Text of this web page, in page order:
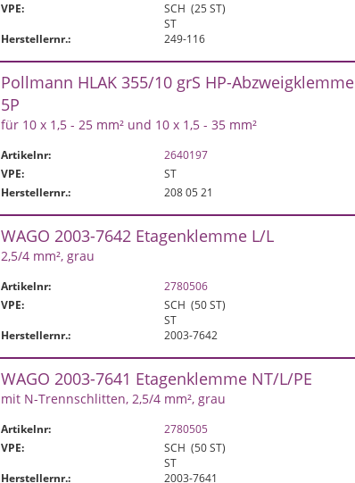
VPE:
SCH (25 ST)
ST
Herstellernr.:
249-116
Pollmann HLAK 35­5/10 gr­S HP-Abzweigklemme
5P
für 10 x 1,5 - 25 mm² und 10 x 1,5 - 35 mm²
Artikelnr:
2640197
VPE:
ST
Herstellernr.:
208 05 21
WAGO 2003-7642 Etagenklemme L/L
2,5/4 mm², grau
Artikelnr:
2780506
VPE:
SCH (50 ST)
ST
Herstellernr.:
2003-7642
WAGO 2003-7641 Etagenklemme NT/L/PE
mit N-Trennschlitten, 2,5/4 mm², grau
Artikelnr:
2780505
VPE:
SCH (50 ST)
ST
Herstellernr.:
2003-7641